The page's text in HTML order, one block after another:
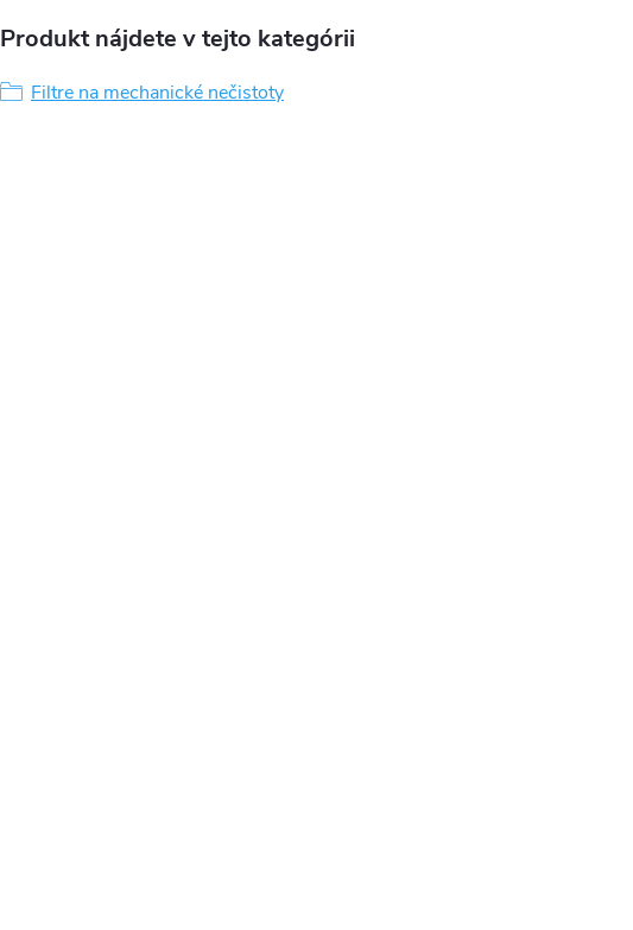
Produkt nájdete v tejto kategórii
Filtre na mechanické nečistoty